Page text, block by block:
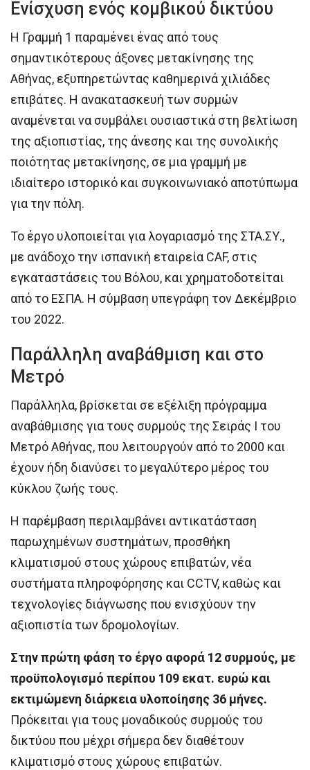
Ενίσχυση ενός κομβικού δικτύου
Η Γραμμή 1 παραμένει ένας από τους
σημαντικότερους άξονες μετακίνησης της
Αθήνας, εξυπηρετώντας καθημερινά χιλιάδες
επιβάτες. Η ανακατασκευή των συρμών
αναμένεται να συμβάλει ουσιαστικά στη βελτίωση
της αξιοπιστίας, της άνεσης και της συνολικής
ποιότητας μετακίνησης, σε μια γραμμή με
ιδιαίτερο ιστορικό και συγκοινωνιακό αποτύπωμα
για την πόλη.
Το έργο υλοποιείται για λογαριασμό της ΣΤΑ.ΣΥ.,
με ανάδοχο την ισπανική εταιρεία CAF, στις
εγκαταστάσεις του Βόλου, και χρηματοδοτείται
από το ΕΣΠΑ. Η σύμβαση υπεγράφη τον Δεκέμβριο
του 2022.
Παράλληλη αναβάθμιση και στο
Μετρό
Παράλληλα, βρίσκεται σε εξέλιξη πρόγραμμα
αναβάθμισης για τους συρμούς της Σειράς Ι του
Μετρό Αθήνας, που λειτουργούν από το 2000 και
έχουν ήδη διανύσει το μεγαλύτερο μέρος του
κύκλου ζωής τους.
Η παρέμβαση περιλαμβάνει αντικατάσταση
παρωχημένων συστημάτων, προσθήκη
κλιματισμού στους χώρους επιβατών, νέα
συστήματα πληροφόρησης και CCTV, καθώς και
τεχνολογίες διάγνωσης που ενισχύουν την
αξιοπιστία των δρομολογίων.
Στην πρώτη φάση το έργο αφορά 12 συρμούς, με
προϋπολογισμό περίπου 109 εκατ. ευρώ και
εκτιμώμενη διάρκεια υλοποίησης 36 μήνες.
Πρόκειται για τους μοναδικούς συρμούς του
δικτύου που μέχρι σήμερα δεν διαθέτουν
κλιματισμό στους χώρους επιβατών.